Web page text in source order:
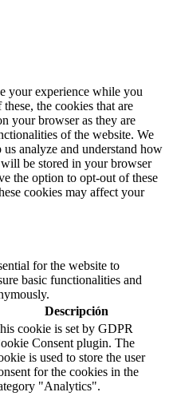
your experience while you
the cookies that are
your browser as they are
of the website. We
analyze and understand how
be stored in your browser
the option to opt-out of these
cookies may affect your
for the website to
basic functionalities and
Descripción
cookie is set by GDPR
Consent plugin. The
is used to store the user
for the cookies in the
"Analytics".